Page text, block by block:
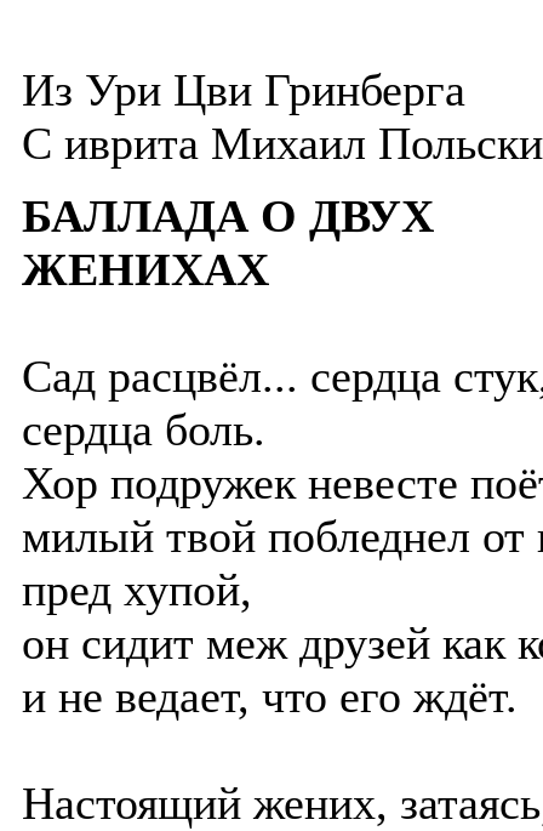
Из Ури Цви Гринберга
C иврита Михаил
БАЛЛАДА О ДВУХ
ЖЕНИХАХ
Сад расцвёл... сердца
сердца боль.
Хор подружек невесте
милый твой побледнел от
пред хупой,
он сидит меж друзей как
и не ведает, что его ждёт.
Настоящий жених,